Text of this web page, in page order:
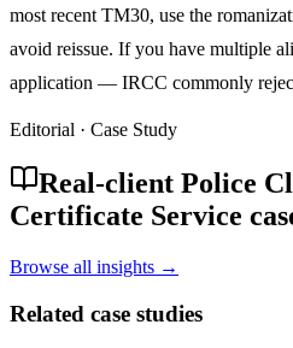
most recent TM30, use the
avoid reissue. If you have multiple
application — IRCC commonly
Editorial · Case Study
Real-client Police
Certificate Service
Browse all insights →
Related case studies